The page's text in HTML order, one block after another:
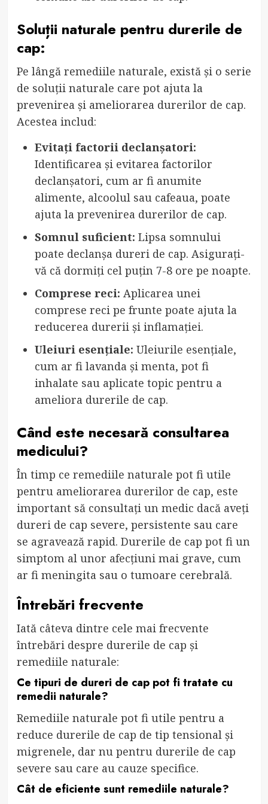
Soluții naturale pentru durerile de
cap:
Pe lângă remediile naturale, există și o serie
de soluții naturale care pot ajuta la
prevenirea și ameliorarea durerilor de cap.
Acestea includ:
Evitați factorii declanșatori:
Identificarea și evitarea factorilor
declanșatori, cum ar fi anumite
alimente, alcoolul sau cafeaua, poate
ajuta la prevenirea durerilor de cap.
Somnul suficient: Lipsa somnului
poate declanșa dureri de cap. Asigurați-
vă că dormiți cel puțin 7-8 ore pe noapte.
Comprese reci: Aplicarea unei
comprese reci pe frunte poate ajuta la
reducerea durerii și inflamației.
Uleiuri esențiale: Uleiurile esențiale,
cum ar fi lavanda și menta, pot fi
inhalate sau aplicate topic pentru a
ameliora durerile de cap.
Când este necesară consultarea
medicului?
În timp ce remediile naturale pot fi utile
pentru ameliorarea durerilor de cap, este
important să consultați un medic dacă aveți
dureri de cap severe, persistente sau care
se agravează rapid. Durerile de cap pot fi un
simptom al unor afecțiuni mai grave, cum
ar fi meningita sau o tumoare cerebrală.
Întrebări frecvente
Iată câteva dintre cele mai frecvente
întrebări despre durerile de cap și
remediile naturale:
Ce tipuri de dureri de cap pot fi tratate cu
remedii naturale?
Remediile naturale pot fi utile pentru a
reduce durerile de cap de tip tensional și
migrenele, dar nu pentru durerile de cap
severe sau care au cauze specifice.
Cât de eficiente sunt remediile naturale?